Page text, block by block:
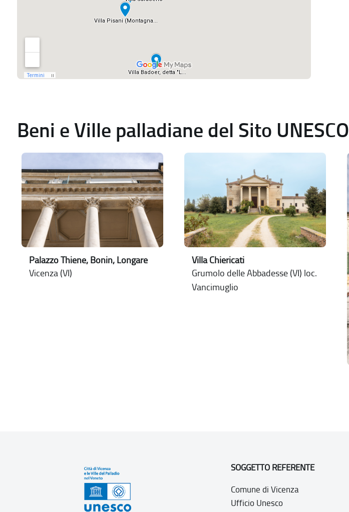
Beni e Ville palladiane del Sito UNESCO
Palazzo Thiene, Bonin, Longare
Vicenza (VI)
Villa Chiericati
Grumolo delle Abbadesse (VI) loc.
Vancimuglio
SOGGETTO REFERENTE
Comune di Vicenza
Ufficio Unesco